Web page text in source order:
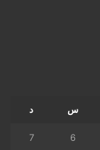
س د
6
7